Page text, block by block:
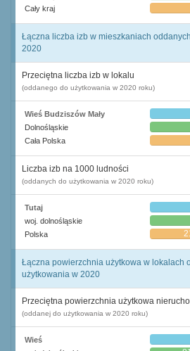
Cały kraj
Łączna liczba izb w mieszkaniach
2020
Przeciętna liczba izb w lokalu
(oddanego do użytkowania w 2020 roku)
Wieś Budziszów Mały
Dolnośląskie
Cała Polska
Liczba izb na 1000 ludności
(oddanych do użytkowania w 2020 roku)
Tutaj
woj. dolnośląskie
Polska
Łączna powierzchnia użytkowa w lokalach
użytkowania w 2020
Przeciętna powierzchnia użytkowa
(oddanej do użytkowania w 2020 roku)
Wieś